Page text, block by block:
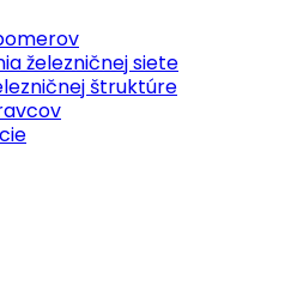
železničnej siete
štruktúre